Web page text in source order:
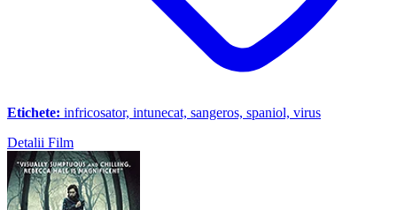
Etichete: infricosator, intunecat, sangeros, spaniol, virus
Detalii Film